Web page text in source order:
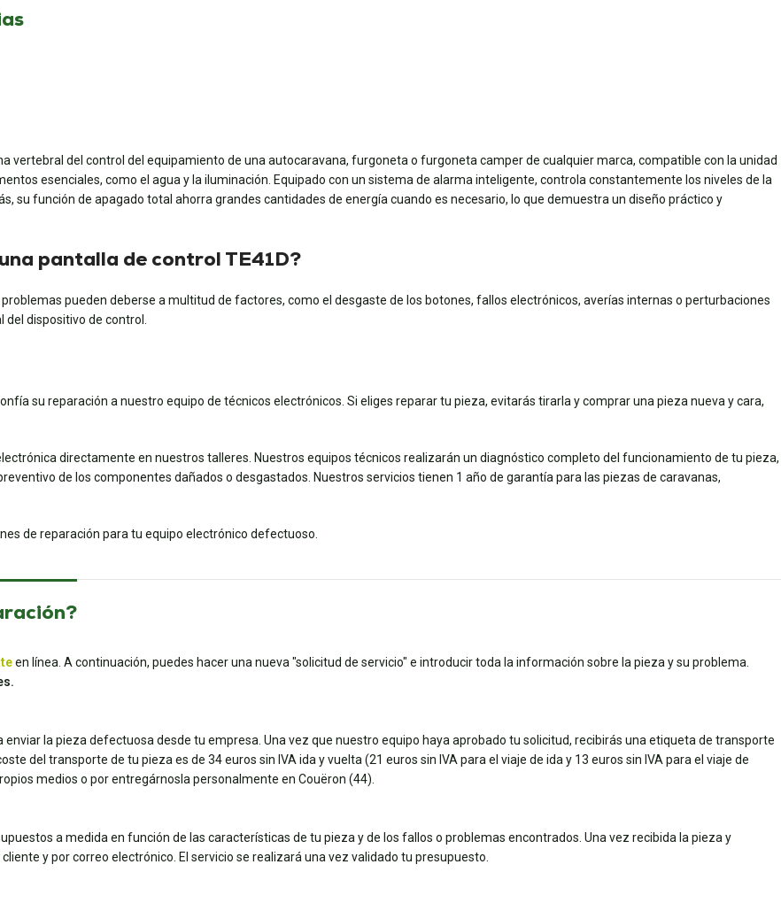
vertebral del control del equipamiento de una autocaravana, furgoneta o furgoneta camper de cualquier marca, compatible con la unidad
esenciales, como el agua y la iluminación. Equipado con un sistema de alarma inteligente, controla constantemente los niveles de la
su función de apagado total ahorra grandes cantidades de energía cuando es necesario, lo que demuestra un diseño práctico y
pantalla de control TE41D?
pueden deberse a multitud de factores, como el desgaste de los botones, fallos electrónicos, averías internas o perturbaciones
dispositivo de control.
su reparación a nuestro equipo de técnicos electrónicos. Si eliges reparar tu pieza, evitarás tirarla y comprar una pieza nueva y cara,
directamente en nuestros talleres. Nuestros equipos técnicos realizarán un diagnóstico completo del funcionamiento de tu pieza,
de los componentes dañados o desgastados. Nuestros servicios tienen 1 año de garantía para las piezas de caravanas,
de reparación para tu equipo electrónico defectuoso.
en línea. A continuación, puedes hacer una nueva "solicitud de servicio" e introducir toda la información sobre la pieza y su problema.
la pieza defectuosa desde tu empresa. Una vez que nuestro equipo haya aprobado tu solicitud, recibirás una etiqueta de transporte
del transporte de tu pieza es de 34 euros sin IVA ida y vuelta (21 euros sin IVA para el viaje de ida y 13 euros sin IVA para el viaje de
medios o por entregárnosla personalmente en Couëron (44).
a medida en función de las características de tu pieza y de los fallos o problemas encontrados. Una vez recibida la pieza y
y por correo electrónico. El servicio se realizará una vez validado tu presupuesto.